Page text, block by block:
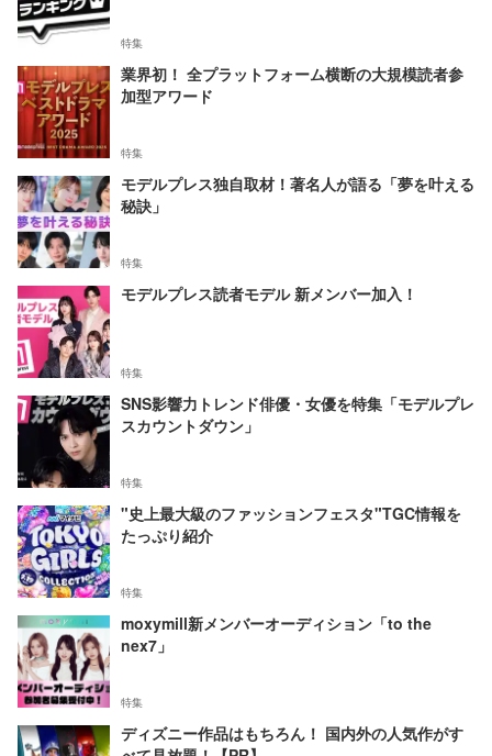
特集
業界初！ 全プラットフォーム横断の大規模読者参
加型アワード
特集
モデルプレス独自取材！著名人が語る「夢を叶える
秘訣」
特集
モデルプレス読者モデル 新メンバー加入！
特集
SNS影響力トレンド俳優・女優を特集「モデルプレ
スカウントダウン」
特集
"史上最大級のファッションフェスタ"TGC情報を
たっぷり紹介
特集
moxymill新メンバーオーディション「to the
nex7」
特集
ディズニー作品はもちろん！ 国内外の人気作がす